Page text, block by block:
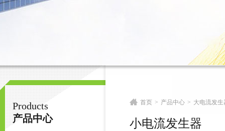
扬州志力电气科技有限公司/扬州高压测试仪
Products
产品中心
首页 > 产品中心 > 大电流发生
小电流发生器